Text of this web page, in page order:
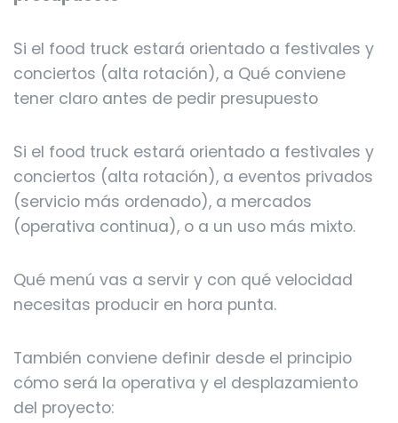
Si el food truck estará orientado a festivales y
conciertos (alta rotación), a Qué conviene
tener claro antes de pedir presupuesto
Si el food truck estará orientado a festivales y
conciertos (alta rotación), a eventos privados
(servicio más ordenado), a mercados
(operativa continua), o a un uso más mixto.
Qué menú vas a servir y con qué velocidad
necesitas producir en hora punta.
También conviene definir desde el principio
cómo será la operativa y el desplazamiento
del proyecto: